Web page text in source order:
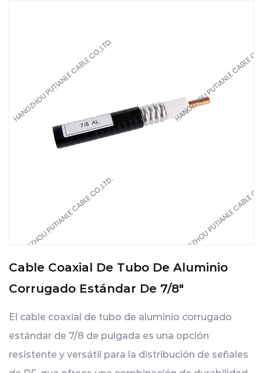
Cable Coaxial De Tubo De Aluminio
Corrugado Estándar De 7/8"
El cable coaxial de tubo de aluminio corrugado
estándar de 7/8 de pulgada es una opción
resistente y versátil para la distribución de señales